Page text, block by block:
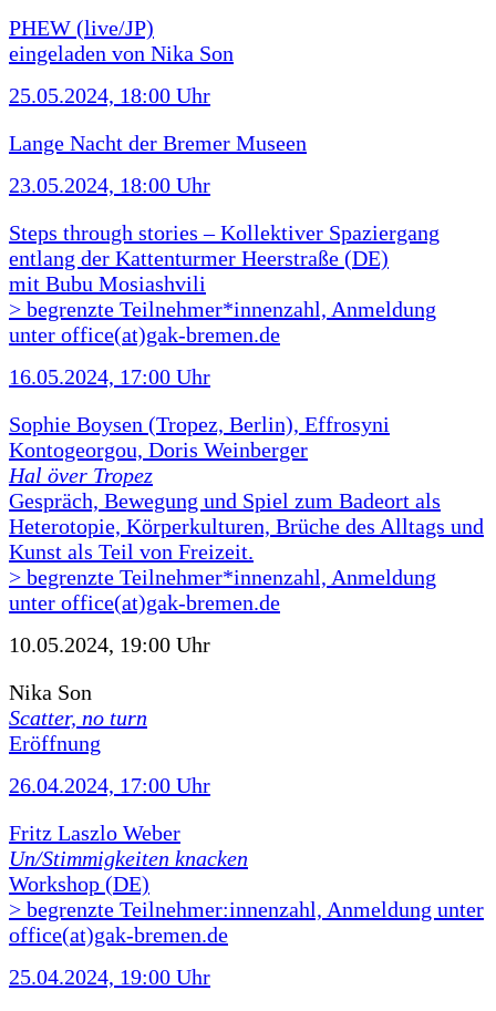
PHEW (live/JP)
eingeladen von Nika Son
25.05.2024, 18:00 Uhr
Lange Nacht der Bremer Museen
23.05.2024, 18:00 Uhr
Steps through stories – Kollektiver Spaziergang
entlang der Kattenturmer Heerstraße (DE)
mit Bubu Mosiashvili
> begrenzte Teilnehmer*innenzahl, Anmeldung
unter office(at)gak-bremen.de
16.05.2024, 17:00 Uhr
Sophie Boysen (Tropez, Berlin), Effrosyni
Kontogeorgou, Doris Weinberger
Hal över Tropez
Gespräch, Bewegung und Spiel zum Badeort als
Heterotopie, Körperkulturen, Brüche des Alltags und
Kunst als Teil von Freizeit.
> begrenzte Teilnehmer*innenzahl, Anmeldung
unter office(at)gak-bremen.de
10.05.2024, 19:00 Uhr
Nika Son
Scatter, no turn
Eröffnung
26.04.2024, 17:00 Uhr
Fritz Laszlo Weber
Un/Stimmigkeiten knacken
Workshop (DE)
> begrenzte Teilnehmer:innenzahl, Anmeldung unter
office(at)gak-bremen.de
25.04.2024, 19:00 Uhr